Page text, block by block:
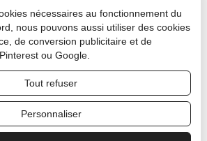
© 2026 CAPDECO.
nécessaires au fonctionnement du
nous pouvons aussi utiliser des cookies
de conversion publicitaire et de
ou Google.
Tout refuser
Personnaliser